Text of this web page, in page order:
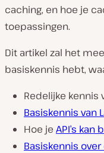
caching, en hoe je
toepassingen.
Dit artikel zal het
basiskennis hebt,
Redelijke kennis
Basiskennis van
Hoe je API’s kan
Basiskennis